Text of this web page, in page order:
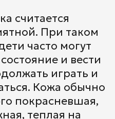
считается
При таком
часто могут
и вести
играть и
Кожа обычно
покрасневшая,
теплая на